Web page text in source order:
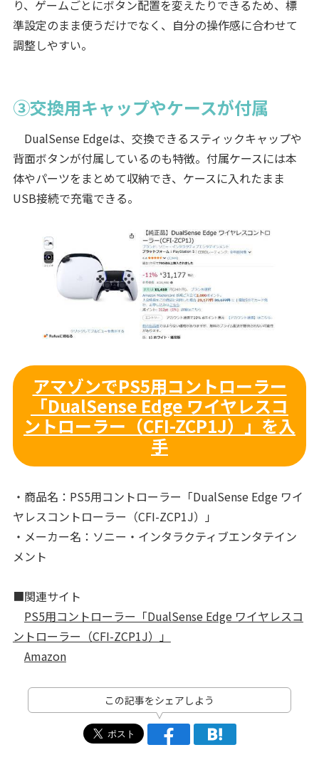
り、ゲームごとにボタン配置を変えたりできるため、標
準設定のまま使うだけでなく、自分の操作感に合わせて
調整しやすい。
③交換用キャップやケースが付属
DualSense Edgeは、交換できるスティックキャップや
背面ボタンが付属しているのも特徴。付属ケースには本
体やパーツをまとめて収納でき、ケースに入れたまま
USB接続で充電できる。
アマゾンでPS5用コントローラー
「DualSense Edge ワイヤレスコ
ントローラー（CFI-ZCP1J）」を入
手
・商品名：PS5用コントローラー「DualSense Edge ワイ
ヤレスコントローラー（CFI-ZCP1J）」
・メーカー名：ソニー・インタラクティブエンタテイン
メント
■関連サイト
PS5用コントローラー「DualSense Edge ワイヤレスコ
ントローラー（CFI-ZCP1J）」
Amazon
この記事をシェアしよう